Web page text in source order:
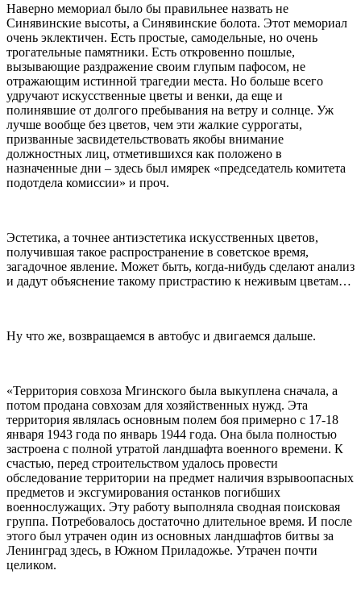
Наверно мемориал было бы правильнее назвать не
Синявинские высоты, а Синявинские болота. Этот мемориал
очень эклектичен. Есть простые, самодельные, но очень
трогательные памятники. Есть откровенно пошлые,
вызывающие раздражение своим глупым пафосом, не
отражающим истинной трагедии места. Но больше всего
удручают искусственные цветы и венки, да еще и
полинявшие от долгого пребывания на ветру и солнце. Уж
лучше вообще без цветов, чем эти жалкие суррогаты,
призванные засвидетельствовать якобы внимание
должностных лиц, отметившихся как положено в
назначенные дни – здесь был имярек «председатель комитета
подотдела комиссии» и проч.
Эстетика, а точнее антиэстетика искусственных цветов,
получившая такое распространение в советское время,
загадочное явление. Может быть, когда-нибудь сделают анализ
и дадут объяснение такому пристрастию к неживым цветам…
Ну что же, возвращаемся в автобус и двигаемся дальше.
«Территория совхоза Мгинского была выкуплена сначала, а
потом продана совхозам для хозяйственных нужд. Эта
территория являлась основным полем боя примерно с 17-18
января 1943 года по январь 1944 года. Она была полностью
застроена с полной утратой ландшафта военного времени. К
счастью, перед строительством удалось провести
обследование территории на предмет наличия взрывоопасных
предметов и эксгумирования останков погибших
военнослужащих. Эту работу выполняла сводная поисковая
группа. Потребовалось достаточно длительное время. И после
этого был утрачен один из основных ландшафтов битвы за
Ленинград здесь, в Южном Приладожье. Утрачен почти
целиком.